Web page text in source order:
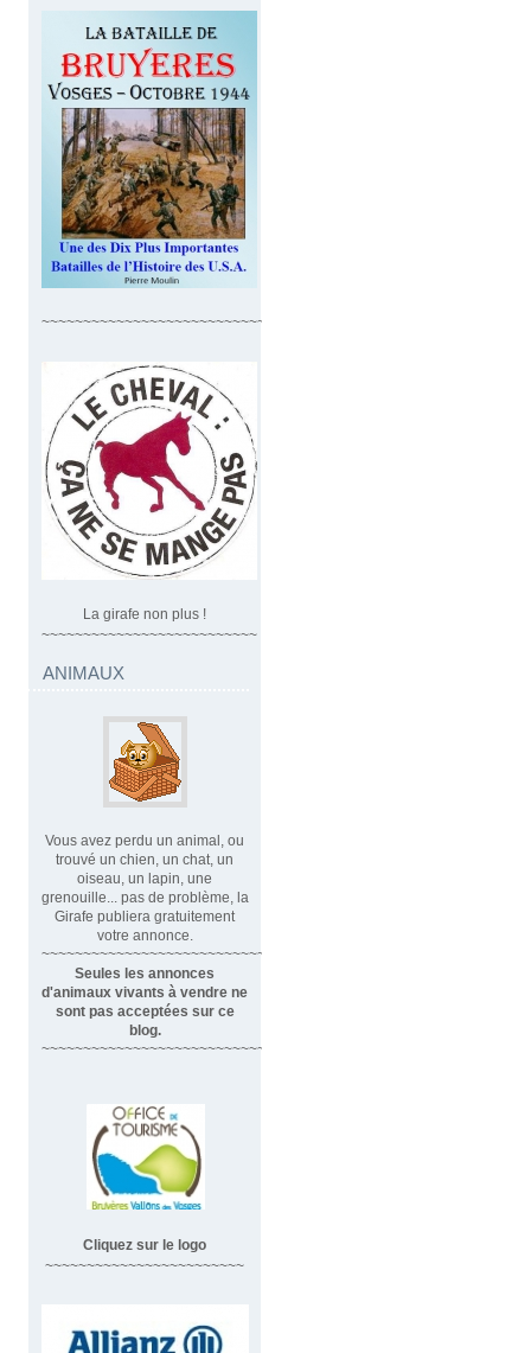
~~~~~~~~~~~~~~~~~~~~~~~~~~~~
La girafe non plus !
~~~~~~~~~~~~~~~~~~~~~~~~~~
ANIMAUX
Vous avez perdu un animal, ou
trouvé un chien, un chat, un
oiseau, un lapin, une
grenouille... pas de problème, la
Girafe publiera gratuitement
votre annonce.
~~~~~~~~~~~~~~~~~~~~~~~~~~~~
Seules les annonces
d'animaux vivants à vendre ne
sont pas acceptées sur ce
blog.
~~~~~~~~~~~~~~~~~~~~~~~~~~~~~~
Cliquez sur le logo
~~~~~~~~~~~~~~~~~~~~~~~~